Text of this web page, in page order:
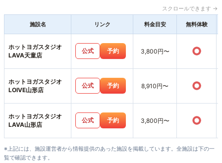
スクロールできます →
施設名 リンク 料金目安 無料体験
ホットヨガスタジオ
LAVA天童店
公式 予約 3,800円〜 ○
ホットヨガスタジオ
LOIVE山形店
公式 予約 8,910円〜 ○
ホットヨガスタジオ
LAVA山形店
公式 予約 3,800円〜 ○
※上記には、施設運営者から情報提供のあった施設を掲載しています。全施設は下の一
覧で確認できます。